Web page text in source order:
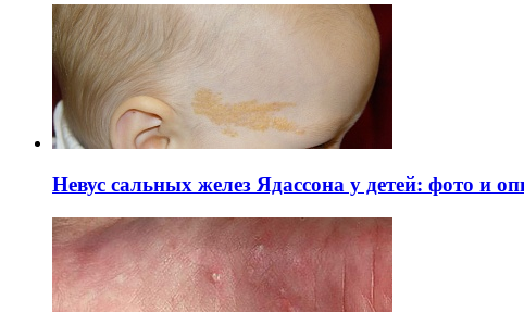
Невус сальных желез Ядассона у детей: фото и